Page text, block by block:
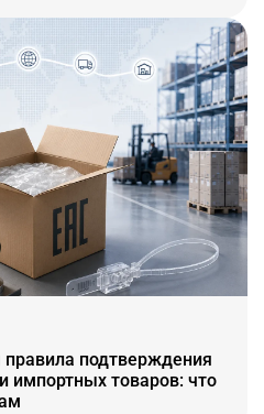
подтверждения
импортных товаров: что